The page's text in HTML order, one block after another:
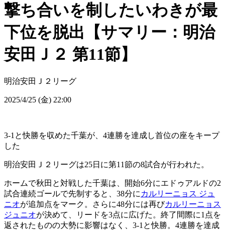
撃ち合いを制したいわきが最
下位を脱出【サマリー：明治
安田Ｊ２ 第11節】
明治安田Ｊ２リーグ
2025/4/25 (金) 22:00
3-1と快勝を収めた千葉が、4連勝を達成し首位の座をキープ
した
明治安田Ｊ２リーグは25日に第11節の8試合が行われた。
ホームで秋田と対戦した千葉は、開始6分にエドゥアルドの2
試合連続ゴールで先制すると、38分に カルリーニョス ジュ
ニオが追加点をマーク。さらに48分には再びカルリーニョス
ジュニオが決めて、リードを3点に広げた。終了間際に1点を
返されたものの大勢に影響はなく、3-1と快勝。4連勝を達成